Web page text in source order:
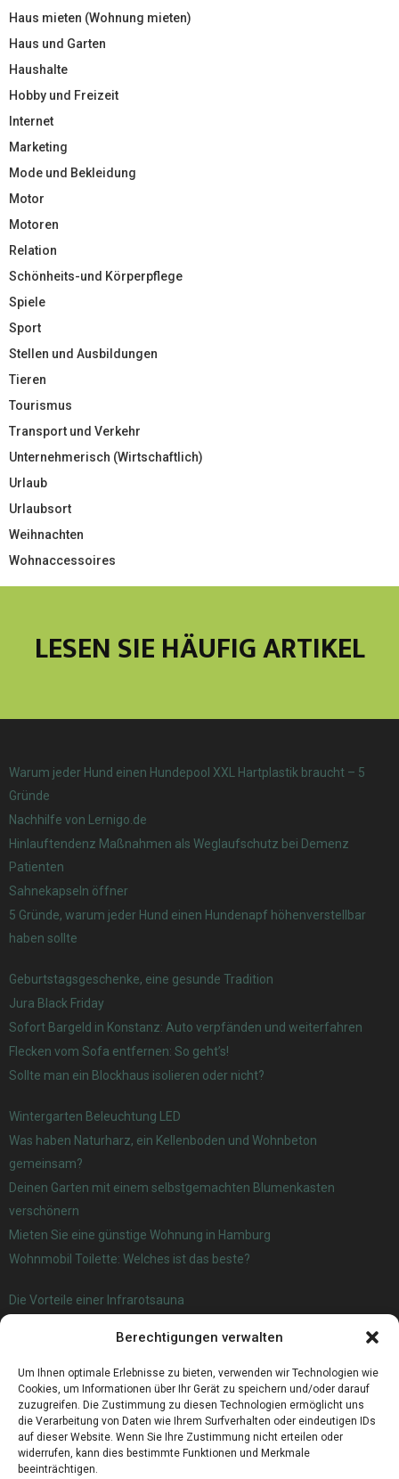
Berechtigungen verwalten
Um Ihnen optimale Erlebnisse zu bieten, verwenden wir Technologien wie
Cookies, um Informationen über Ihr Gerät zu speichern und/oder darauf
zuzugreifen. Die Zustimmung zu diesen Technologien ermöglicht uns
die Verarbeitung von Daten wie Ihrem Surfverhalten oder eindeutigen IDs
auf dieser Website. Wenn Sie Ihre Zustimmung nicht erteilen oder
widerrufen, kann dies bestimmte Funktionen und Merkmale
beeinträchtigen.
Haus mieten (Wohnung mieten)
Haus und Garten
Haushalte
Hobby und Freizeit
Internet
Marketing
Mode und Bekleidung
Motor
Motoren
Relation
Schönheits-und Körperpflege
Spiele
Sport
Stellen und Ausbildungen
Tieren
Tourismus
Transport und Verkehr
Unternehmerisch (Wirtschaftlich)
Urlaub
Urlaubsort
Weihnachten
Wohnaccessoires
LESEN SIE HÄUFIG ARTIKEL
Warum jeder Hund einen Hundepool XXL Hartplastik braucht – 5
Gründe
Nachhilfe von Lernigo.de
Hinlauftendenz Maßnahmen als Weglaufschutz bei Demenz
Patienten
Sahnekapseln öffner
5 Gründe, warum jeder Hund einen Hundenapf höhenverstellbar
haben sollte
Geburtstagsgeschenke, eine gesunde Tradition
Jura Black Friday
Sofort Bargeld in Konstanz: Auto verpfänden und weiterfahren
Flecken vom Sofa entfernen: So geht’s!
Sollte man ein Blockhaus isolieren oder nicht?
Wintergarten Beleuchtung LED
Was haben Naturharz, ein Kellenboden und Wohnbeton
gemeinsam?
Deinen Garten mit einem selbstgemachten Blumenkasten
verschönern
Mieten Sie eine günstige Wohnung in Hamburg
Wohnmobil Toilette: Welches ist das beste?
Die Vorteile einer Infrarotsauna
Wanderwege Oldenburg – Eine Führung durch die Natur
Zahnärztliche Darlehen: Wie man zahnärztliche Kosten finanziert